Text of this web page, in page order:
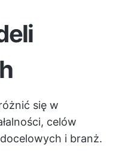
się w
celów
i branż.